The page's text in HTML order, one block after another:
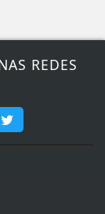
REDES